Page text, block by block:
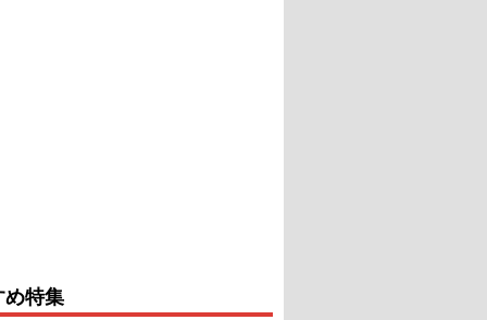
特集